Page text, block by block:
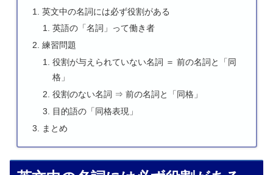
英文中の名詞には必ず役割がある
英語の「名詞」って働き者
練習問題
役割が与えられていない名詞 ＝ 前の名詞と「同
格」
役割のない名詞 ⇒ 前の名詞と「同格」
目的語の「同格表現」
まとめ